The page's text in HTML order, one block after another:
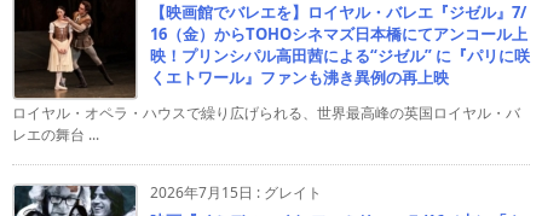
【映画館でバレエを】ロイヤル・バレエ『ジゼル』7/
16（金）からTOHOシネマズ日本橋にてアンコール上
映！プリンシパル高田茜による“ジゼル” に『パリに咲
くエトワール』ファンも沸き異例の再上映
ロイヤル・オペラ・ハウスで繰り広げられる、世界最高峰の英国ロイヤル・バ
レエの舞台 ...
2026年7月15日 : グレイト